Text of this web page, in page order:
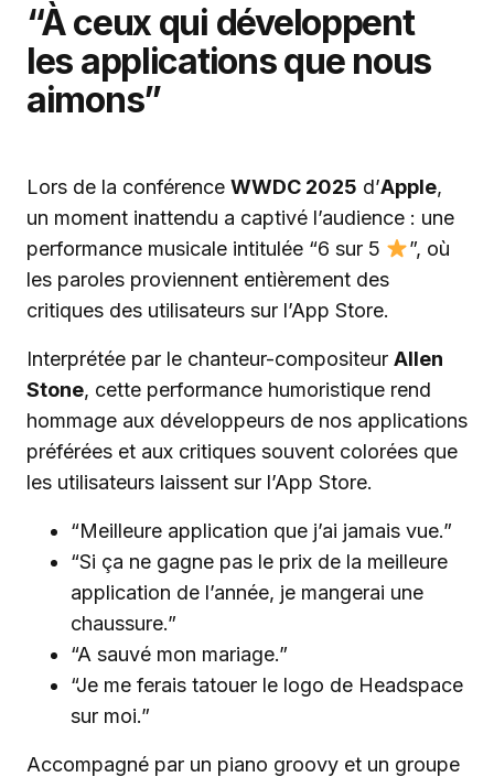
“À ceux qui développent
les applications que nous
aimons”
Lors de la conférence WWDC 2025 d’Apple,
un moment inattendu a captivé l’audience : une
performance musicale intitulée “6 sur 5
”, où
les paroles proviennent entièrement des
critiques des utilisateurs sur l’App Store.
Interprétée par le chanteur-compositeur Allen
Stone, cette performance humoristique rend
hommage aux développeurs de nos applications
préférées et aux critiques souvent colorées que
les utilisateurs laissent sur l’App Store.
“Meilleure application que j’ai jamais vue.”
“Si ça ne gagne pas le prix de la meilleure
application de l’année, je mangerai une
chaussure.”
“A sauvé mon mariage.”
“Je me ferais tatouer le logo de Headspace
sur moi.”
Accompagné par un piano groovy et un groupe